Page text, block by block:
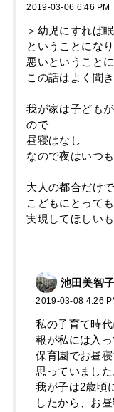
2019-03-06 6:46 PM
＞幼児にすれば
ということにな
悪いということ
この話はよく聞
我が家は子ども
ので
昼寝はなし
なので夜はいつ
大人の都合だけで
こどもにとって
実現してほしい
池田美智子
2019-03-08 4:26
私の子育て時
報が私には入っ
保育園でお昼
思っていました
我が子は2歳頃
したから、お